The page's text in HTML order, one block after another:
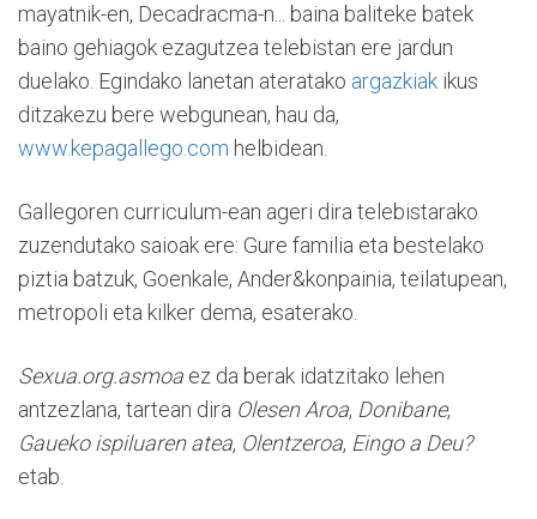
mayatnik-en, Decadracma-n... baina baliteke batek
baino gehiagok ezagutzea telebistan ere jardun
duelako. Egindako lanetan ateratako argazkiak ikus
ditzakezu bere webgunean, hau da,
www.kepagallego.com helbidean.
Gallegoren curriculum-ean ageri dira telebistarako
zuzendutako saioak ere: Gure familia eta bestelako
piztia batzuk, Goenkale, Ander&konpainia, teilatupean,
metropoli eta kilker dema, esaterako.
Sexua.org.asmoa ez da berak idatzitako lehen
antzezlana, tartean dira Olesen Aroa, Donibane,
Gaueko ispiluaren atea, Olentzeroa, Eingo a Deu?
etab.